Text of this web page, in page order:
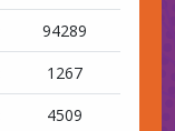
94289
1267
4509